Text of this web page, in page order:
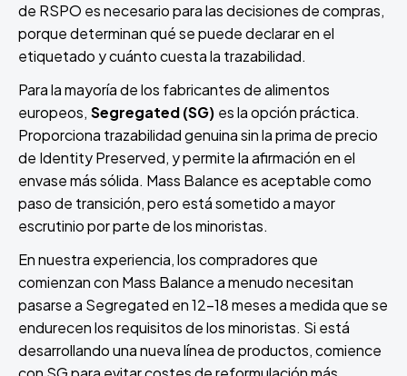
de RSPO es necesario para las decisiones de compras,
porque determinan qué se puede declarar en el
etiquetado y cuánto cuesta la trazabilidad.
Para la mayoría de los fabricantes de alimentos
europeos, Segregated (SG) es la opción práctica.
Proporciona trazabilidad genuina sin la prima de precio
de Identity Preserved, y permite la afirmación en el
envase más sólida. Mass Balance es aceptable como
paso de transición, pero está sometido a mayor
escrutinio por parte de los minoristas.
En nuestra experiencia, los compradores que
comienzan con Mass Balance a menudo necesitan
pasarse a Segregated en 12-18 meses a medida que se
endurecen los requisitos de los minoristas. Si está
desarrollando una nueva línea de productos, comience